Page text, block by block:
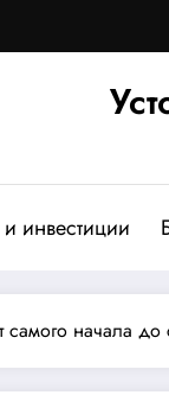
инвестиции
самого начала до